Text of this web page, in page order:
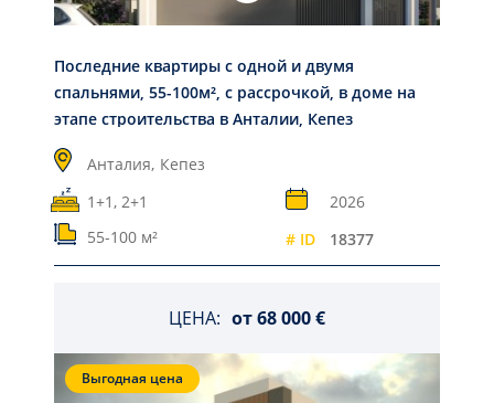
Последние квартиры с одной и двумя
спальнями, 55-100м², с рассрочкой, в доме на
этапе строительства в Анталии, Кепез
Анталия, Кепез
1+1, 2+1
2026
55-100 м²
# ID 18377
ЦЕНА: от68 000 €
Выгодная цена